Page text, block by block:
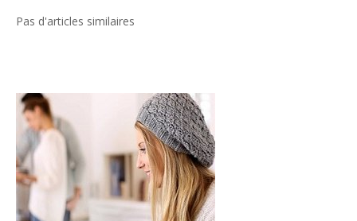
Pas d'articles similaires